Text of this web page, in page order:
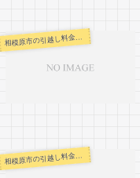
相模原市の引越し料金・代金相場・見積り情報
相模原市の引越し料金・代金相場・見積り情報